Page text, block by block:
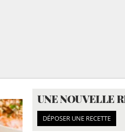
UNE NOUVELLE
DÉPOSER UNE RECETTE